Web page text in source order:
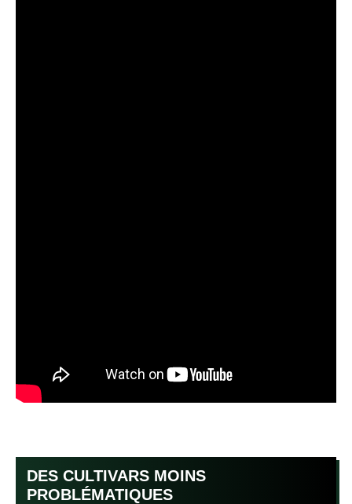
DES CULTIVARS MOINS
PROBLÉMATIQUES